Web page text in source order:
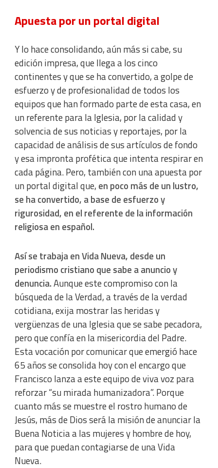
Apuesta por un portal digital
Y lo hace consolidando, aún más si cabe, su
edición impresa, que llega a los cinco
continentes y que se ha convertido, a golpe de
esfuerzo y de profesionalidad de todos los
equipos que han formado parte de esta casa, en
un referente para la Iglesia, por la calidad y
solvencia de sus noticias y reportajes, por la
capacidad de análisis de sus artículos de fondo
y esa impronta profética que intenta respirar en
cada página. Pero, también con una apuesta por
un portal digital que, en poco más de un lustro,
se ha convertido, a base de esfuerzo y
rigurosidad, en el referente de la información
religiosa en español.
Así se trabaja en Vida Nueva, desde un
periodismo cristiano que sabe a anuncio y
denuncia.Aunque este compromiso con la
búsqueda de la Verdad, a través de la verdad
cotidiana, exija mostrar las heridas y
vergüenzas de una Iglesia que se sabe pecadora,
pero que confía en la misericordia del Padre.
Esta vocación por comunicar que emergió hace
65 años se consolida hoy con el encargo que
Francisco lanza a este equipo de viva voz para
reforzar “su mirada humanizadora”. Porque
cuanto más se muestre el rostro humano de
Jesús, más de Dios será la misión de anunciar la
Buena Noticia a las mujeres y hombre de hoy,
para que puedan contagiarse de una Vida
Nueva.
Measure content performance
Understand audiences through statistics or combinations
of data from different sources
Develop and improve services
Use limited data to select content
IAB Special Features:
Use precise geolocation data
Identify devices based on information actively requested
Non-IAB processing purposes:
Essential
Functional
Advertising